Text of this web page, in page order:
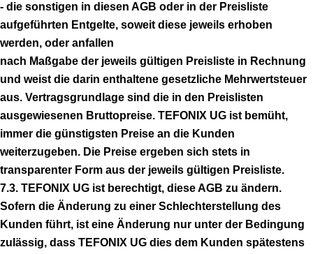
- die sonstigen in diesen AGB oder in der Preisliste
aufgeführten Entgelte, soweit diese jeweils erhoben
werden, oder anfallen
nach Maßgabe der jeweils gültigen Preisliste in Rechnung
und weist die darin enthaltene gesetzliche Mehrwertsteuer
aus. Vertragsgrundlage sind die in den Preislisten
ausgewiesenen Bruttopreise. TEFONIX UG ist bemüht,
immer die günstigsten Preise an die Kunden
weiterzugeben. Die Preise ergeben sich stets in
transparenter Form aus der jeweils gültigen Preisliste.
7.3. TEFONIX UG ist berechtigt, diese AGB zu ändern.
Sofern die Änderung zu einer Schlechterstellung des
Kunden führt, ist eine Änderung nur unter der Bedingung
zulässig, dass TEFONIX UG dies dem Kunden spätestens